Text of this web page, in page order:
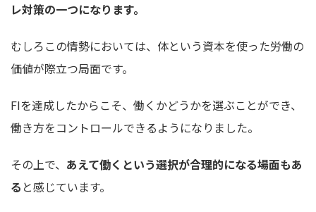
レ対策の一つになります。
むしろこの情勢においては、体という資本を使った労働の
価値が際立つ局面です。
FIを達成したからこそ、働くかどうかを選ぶことができ、
働き方をコントロールできるようになりました。
その上で、 あえて働くという選択が合理的になる場面もあ
る と感じています。